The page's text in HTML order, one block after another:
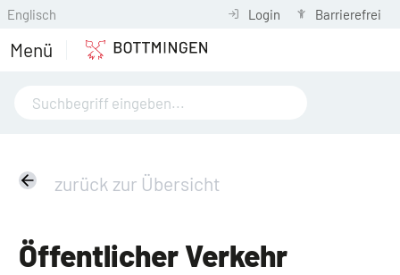
Englisch Login Barrierefrei
Menü
zurück zur Übersicht
Öffentlicher Verkehr